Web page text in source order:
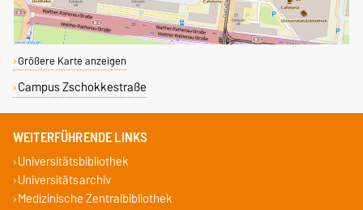
Größere Karte anzeigen
Campus Zschokkestraße
WEITERFÜHRENDE LINKS
Universitätsbibliothek
Universitätsarchiv
Medizinische Zentralbibliothek